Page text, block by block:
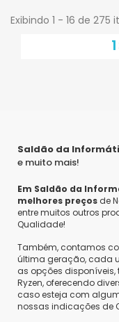
Exibindo 1 - 16 de 275
1
Saldão da
e muito mais!
Em Saldão da
melhores preços de
entre muitos outros
Qualidade!
Também, contamos
última geração, cada
as opções
Ryzen, oferecendo
caso esteja com
nossas indicações de